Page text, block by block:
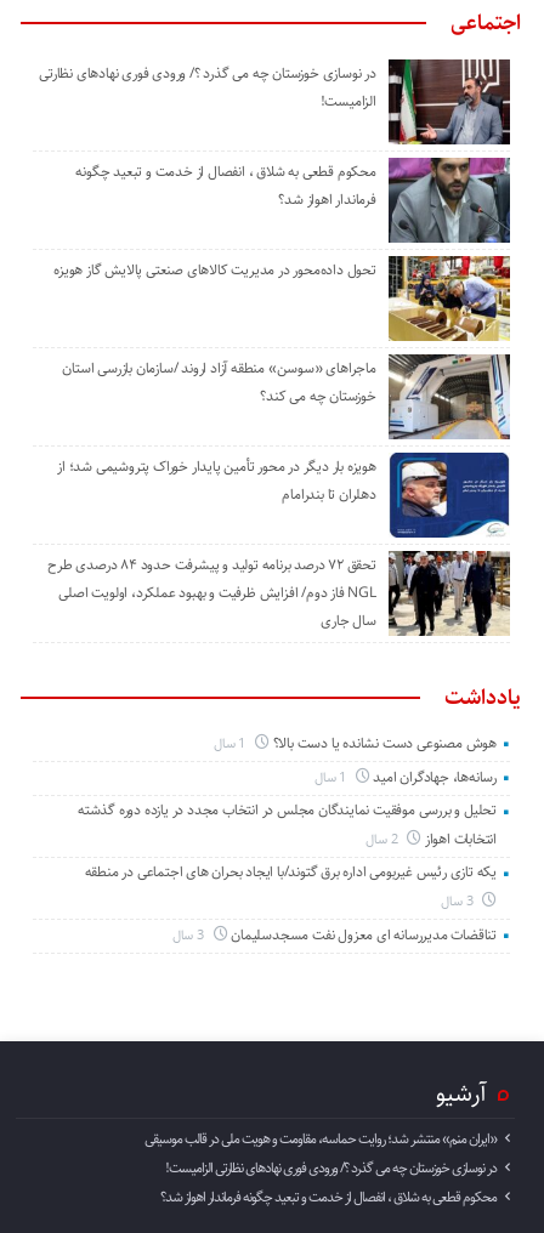
اجتماعی
در نوسازی خوزستان چه می گذرد ؟/ ورودی فوری نهادهای نظارتی
الزامیست!
محکوم قطعی به شلاق ، انفصال از خدمت و تبعید چگونه
فرماندار اهواز شد؟
تحول داده‌محور در مدیریت کالاهای صنعتی پالایش گاز هویزه
ماجراهای «سوسن» منطقه آزاد اروند /سازمان بازرسی استان
خوزستان چه می کند؟
هویزه بار دیگر در محور تأمین پایدار خوراک پتروشیمی شد؛ از
دهلران تا بندرامام
تحقق ۷۲ درصد برنامه تولید و پیشرفت حدود ۸۴ درصدی طرح
NGL فاز دوم/ افزایش ظرفیت و بهبود عملکرد، اولویت اصلی
سال جاری
یادداشت
هوش مصنوعی دست نشانده یا دست بالا؟
رسانه‌ها، جهادگران امید
تحلیل و بررسی موفقیت نمایندگان مجلس در انتخاب مجدد در یازده دوره گذشته
انتخابات اهواز
2 سال
یکه تازی رئیس غیربومی اداره برق گتوند/با ایجاد بحران های اجتماعی در منطقه
3 سال
تناقضات مدیررسانه ای معزول نفت مسجدسلیمان 3 سال
آرشیو
«ایران منم» منتشر شد؛ روایت حماسه، مقاومت و هویت ملی در قالب موسیقی
در نوسازی خوزستان چه می گذرد ؟/ ورودی فوری نهادهای نظارتی الزامیست!
محکوم قطعی به شلاق ، انفصال از خدمت و تبعید چگونه فرماندار اهواز شد؟